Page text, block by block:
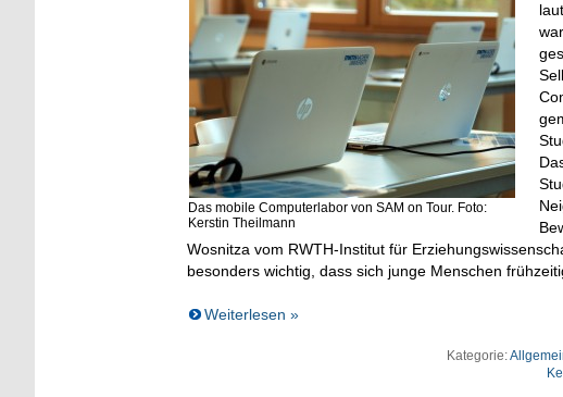
Das mobile Computerlabor von SAM on Tour. Foto:
Kerstin Theilmann
Wosnitza vom RWTH-Institut für
besonders wichtig, dass sich junge Menschen
Weiterlesen »
Kategorie: